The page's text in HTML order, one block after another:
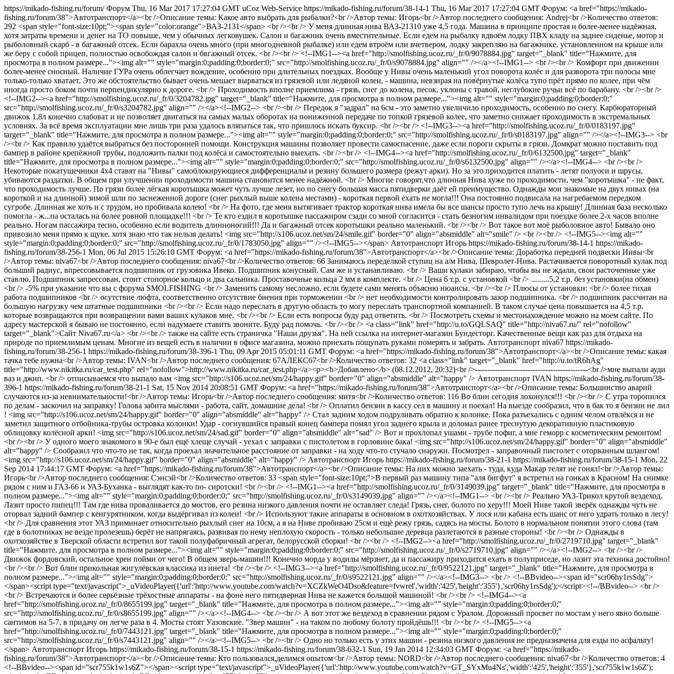
https://mikado-fishing.ru/forum/Форум Thu, 16 Mar 2017 17:27:04 GMT uCoz Web-Service https://mikado-fishing.ru/forum/38-14-1 Thu, 16 Mar 2017 17:27:04 GMT Форум: <a href="https://mikado-
fishing.ru/forum/38">Автотранспорт</a><br />Описание темы: Какое авто выбрать для рыбалки?<br />Автор темы: Игорь<br />Автор последнего сообщения: Andrej<br />Количество ответов:
292 <span style="font-size:10pt;"><span style="color:orange">ВАЗ-2131</span> <br /><br /> У меня длинная нива ВАЗ-21310 уже 4,5 года. Машина в принципе простая и более-менее надёжная,
хотя затраты времени и денег на ТО повыше, чем у обычных легковушек. Салон и багажник очень вместительные. Если едем на рыбалку вдвоём лодку ПВХ кладу на заднее сиденье, мотор и
рыболовный скарб - в багажный отсек. Если барахла очень много (при многодневной рыбалке) или едем втроём или вчетвером, лодку закрепляю на багажнике, установленном на крыше или
же беру с собой прицеп, полностью освобождая салон и бвгажный отсек. <br /><br /> <!--IMG1--><a href="http://smolfishing.ucoz.ru/_fr/0/9078884.jpg" target="_blank" title="Нажмите, для
просмотра в полном размере..."><img alt="" style="margin:0;padding:0;border:0;" src="http://smolfishing.ucoz.ru/_fr/0/s9078884.jpg" align="" /></a><!--IMG1--> <br /><br /> Комфорт при движении
более-менее сносный. Наличие ГУРа очень облегчает вождение, особенно при длительных поездках. Вообще у Нивы очень маленький угол поворота колёс и для разворота три полосы мне
только-только хватает. Это же обстоятельство бывает очень мешает вырваться из грязевой или ледяной колеи, - машина, невзирая на повёрнутые колёса тупо прёт прямо по колее, при чём
иногда просто боком почти перпендикулярно к дороге. <br /> Проходимость вполне приемлима - грязь, снег до колена, песок, уклоны с травой, неглубокие ручьи всё по барабану. <br /><br />
<!--IMG2--><a href="http://smolfishing.ucoz.ru/_fr/0/3204782.jpg" target="_blank" title="Нажмите, для просмотра в полном размере..."><img alt="" style="margin:0;padding:0;border:0;"
src="http://smolfishing.ucoz.ru/_fr/0/s3204782.jpg" align="" /></a><!--IMG2--> <br /><br /> Передок я "задрал" на 6см - это заметно увеличило проходимость, особенно по снегу. Карбюраторный
движок 1,8л конечно слабоват и не позволяет двигаться на самых малых оборотах на пониженной передаче по топкой грязевой колее, что заметно снижает проходимость в экстремальных
условиях. За всё время эксплуатации мне лишь три раза удалось вляпаться так, что пришлось искать буксир. <br /><br /> <!--IMG3--><a href="http://smolfishing.ucoz.ru/_fr/0/0183197.jpg"
target="_blank" title="Нажмите, для просмотра в полном размере..."><img alt="" style="margin:0;padding:0;border:0;" src="http://smolfishing.ucoz.ru/_fr/0/s0183197.jpg" align="" /></a><!--IMG3--> <br
/><br /> Как правило удаётся выбраться без посторонней помощи. Конструкция машины позволяет провести самоспасение, даже если пороги скрыты в грязи. Домкрат можно поставить под
бампер в районе крепёжной трубы, подложить палки под колёса и самостоятельно выехать. <br /><br /> <!--IMG4--><a href="http://smolfishing.ucoz.ru/_fr/0/6132500.jpg" target="_blank"
title="Нажмите, для просмотра в полном размере..."><img alt="" style="margin:0;padding:0;border:0;" src="http://smolfishing.ucoz.ru/_fr/0/s6132500.jpg" align="" /></a><!--IMG4--> <br /><br />
Некоторые покатушечники 4х4 ставят на "Нивы" самоблокирующиеся дифференциалы и резину большего размера (режут арки). Но за это приходится платить - летят полуоси и шрусы,
убиваются раздатки. В общем при улучшении проходимости машина становится менее надёжной. <br /> Многие говорят,что длинная Нива хуже по проходимости, чем "коротышка" - не факт,
что проходимость лучше. По грязи более лёгкая коротышка может чуть лучше лезет, но по снегу большая масса пятидверки даёт ей преимущество. Однажды мои знакомые на двух нивах (на
короткой и на длинной) зимой шли по заснеженной дороге (снег рыхлый выше колена местами) - короткая первой ехать не могла!!! Она постоянно подвисала на нагребаемом передком
сугробе. Длинная же хоть и с трудом, но пробивала колею! <br /> На фото, где меня вытягивает трактор короткая нива имела бы все шансы просто тупо лечь на крышу! Длинная база несколько
помогла - ж...па осталась на более ровной площадке!!! <br /> Те кто ездил в коротышке пассажиром сзади со мной согласится - стать безногим инвалидом при поездке более 2-х часов вполне
реально. Ногам пассажира тесно, особенно если водитель длинноногий!!! Да и багажный отсек коротышки реально маленький. <br /><br /> Вот такое вот моё рыболовное авто! Бывало оно
привозило меня прямо к щуке, хотя знаю что так нельзя делать! <img src="http://s106.ucoz.net/sm/24/smile.gif" border="0" align="absmiddle" alt="smile" /> <br /><br /> <!--IMG5--><img alt=""
style="margin:0;padding:0;border:0;" src="http://smolfishing.ucoz.ru/_fr/0/1783050.jpg" align="" /><!--IMG5--></span> Автотранспорт Игорь https://mikado-fishing.ru/forum/38-14-1 https://mikado-
fishing.ru/forum/38-256-1 Mon, 06 Jul 2015 15:26:10 GMT Форум: <a href="https://mikado-fishing.ru/forum/38">Автотранспорт</a><br />Описание темы: Доработка передней подвески Нивы<br
/>Автор темы: niva67<br />Автор последнего сообщения: niva67<br />Количество ответов: 66 Занимаюсь переделкой ступиц на а/м Нива, Шевролет-Нива. Растачивается поворотный кулак под
больший радиус, впрессовывается подшипник от грузовика Ивеко. Подшипник конусный. Сам же и устанавливаю. <br /> Ваши кулаки забираю, чтобы вы не ждали, свои расточенные уже
ставлю. Подшипник запрессован, стоит стопорное кольцо и два сальника. Проставочные кольца 2 мм в комплекте. <br /> Цена 6 т.р. с установкой <br /> .........5,2 т.р. без установки(на обмен)
<br /> -5% при указание что вы с форума SMOLFISHING <br /> Заменить самому несложно, если будете сами менять объясню нюансы. <br /><br /> Плюсы от установки: <br /> более тихая
работа подшипников <br /> осутствие люфта, соответственно отсутствие биения при торможении <br /> нет необходимости контролировать зазор подшипника. <br /> подшипник рассчитан на
большую нагрузку чем штатные подшипники <br /><br /> Если надо переслать в другую область то могу переслать транспортной компанией. В таком случае цена повышается на 4,5 т.р.
которые возвращаются при возвращении вами ваших кулаков мне. <br /><br /> Если есть вопросы буду рад ответить. <br /> Посмотреть схемы и местонахождение можно на моем сайте. По
адресу мастерской я бываю не постоянно, если надумаете ставить звоните. Буду рад помочь. <br /><br /> <a class="link" href="http://u.to/GQLSAQ" title="http://niva67.ru/" rel="nofollow"
target="_blank">Сайт Niva67.ru</a> <br /><br /> также на сайте есть страничка "Наши друзья". На ней ссылка на интернет-магазин Бундесторг. Качественные вещи как раз для отдыха на
природе по приемлимым ценам. Многие из вещей есть в наличии в офисе магазина, можно приехать пощупать руками померять и забрать. Автотранспорт niva67 https://mikado-
fishing.ru/forum/38-256-1 https://mikado-fishing.ru/forum/38-396-1 Thu, 09 Apr 2015 05:01:11 GMT Форум: <a href="https://mikado-fishing.ru/forum/38">Автотранспорт</a><br />Описание темы: какая
тачка тебе нужна<br />Автор темы: IVAN<br />Автор последнего сообщения: 67АЛЕКС67<br />Количество ответов: 32 <a class="link" target="_blank" href="http://u.to/tR6hAg"
title="http://www.nikitka.ru/car_test.php" rel="nofollow">http://www.nikitka.ru/car_test.php</a><p><b>Добавлено</b> (08.12.2012, 20:32)<br />---------------------------------------------<br />мне выпали ауди
ваз и джип. <br /> отписываемся что выпало вам <img src="http://s106.ucoz.net/sm/24/happy.gif" border="0" align="absmiddle" alt="happy" /> Автотранспорт IVAN https://mikado-fishing.ru/forum/38-
396-1 https://mikado-fishing.ru/forum/38-21-1 Sat, 15 Nov 2014 20:08:51 GMT Форум: <a href="https://mikado-fishing.ru/forum/38">Автотранспорт</a><br />Описание темы: Большинство аварий
случаются из-за невнимательности!<br />Автор темы: Игорь<br />Автор последнего сообщения: митя<br />Количество ответов: 116 Во блин сегодня лохонулся!!! <br /><br /> С утра торопился
по делам - заскочил на заправку! Голова забита мыслями - работа, сайт, домашние дела! <br /> Оплатил бензин в кассу сел в машину и поехал! На выезде сообразил, что в бак то я бензин не лил
! <img src="http://s106.ucoz.net/sm/24/happy.gif" border="0" align="absmiddle" alt="happy" /> Стал задним ходом подруливать обратно к колонке. Пока разъехались с одним челом отвлёкся и не
заметил защитного отбойника-трубы островка колонки! Удар - согнувшийся правый конец бампера помял угол заднего крыла и доломал ранее треснутую декоративную пластиковую
облицовку колёсной арки! <img src="http://s106.ucoz.net/sm/24/sad.gif" border="0" align="absmiddle" alt="sad" /> Вот и прохлопал ушами - трубе пофиг, а мне геморр с косметическим ремонтом!
<br /><br /> У одного моего знакомого в 90-е был ещё хлеще случай - уехал с заправки с пистолетом в горловине бака! <img src="http://s106.ucoz.net/sm/24/happy.gif" border="0" align="absmiddle"
alt="happy" /> Сообразил что что-то не так, когда проехал значительное расстояние от заправки - на ходу что-то стучало снаружи. Посмотрел - заправочный пистолет с оторванным шлангом!
<img src="http://s106.ucoz.net/sm/24/happy.gif" border="0" align="absmiddle" alt="happy" /> Автотранспорт Игорь https://mikado-fishing.ru/forum/38-21-1 https://mikado-fishing.ru/forum/38-15-1 Mon, 22
Sep 2014 17:44:17 GMT Форум: <a href="https://mikado-fishing.ru/forum/38">Автотранспорт</a><br />Описание темы: На них можно заехать - туда, куда Макар телят не гонял!<br />Автор темы:
Игорь<br />Автор последнего сообщения: Сэнсэй<br />Количество ответов: 33 <span style="font-size:10pt;">В первый раз машину типа "аля бигфут" я встретил на гонках в Красном! На снимке
рядом с ним и ГАЗ-66 и УАЗ-Буханка - выглядят как-то по- сиротски! <br /><br /> <!--IMG1--><a href="http://smolfishing.ucoz.ru/_fr/0/3149039.jpg" target="_blank" title="Нажмите, для просмотра в
полном размере..."><img alt="" style="margin:0;padding:0;border:0;" src="http://smolfishing.ucoz.ru/_fr/0/s3149039.jpg" align="" /></a><!--IMG1--> <br /><br /> Реально УАЗ-Трикол крутой вездеход.
Лазит просто пипец!!! Там где нива проваливается до мостов, его резина низкого давления почти не оставляет следа! Грязь, снег, болото по херу!!! Моей Ниве такой зверёк однажды чуть не
оторвал задний бампер с кенгурятником, когда выдёргивал из колеи! <br /> Используют такие аппараты в основном в охотхозяйствах. У лося или кабана есть шанс от него удрать только в лесу!
<br /> Для сравнения этот УАЗ приминает относительно рыхлый снег на 10см, а я на Ниве пробиваю 25см и ещё режу грязь, садясь на мосты. Болото в нормальном понятии этого слова (там
где в болотниках не везде пролезешь) берёт не напрягаясь, развивая по нему неплохую скорость - только небольшие деревца разлетаются в разные стороны! <br /><br /> Однажды в
охотхозяйстве в Тверской области встретил вот такой полуфабричный агрегат, белорусской сборки! <br /><br /> <!--IMG2--><a href="http://smolfishing.ucoz.ru/_fr/0/2719710.jpg" target="_blank"
title="Нажмите, для просмотра в полном размере..."><img alt="" style="margin:0;padding:0;border:0;" src="http://smolfishing.ucoz.ru/_fr/0/s2719710.jpg" align="" /></a><!--IMG2--> <br /><br />
Движок фордовский, остальное хрен пойми от чего! В общем зверь-машин!!! Конечно морда у водилы мёрзнет, да и пассажиру приходится ехать в полуприседе, но лазит эта техника достойно!
<br /><br /> Вот блин прикольная жигулёвская классика из инета! <br /><br /> <!--IMG3--><a href="http://smolfishing.ucoz.ru/_fr/0/9522121.jpg" target="_blank" title="Нажмите, для просмотра в
полном размере..."><img alt="" style="margin:0;padding:0;border:0;" src="http://smolfishing.ucoz.ru/_fr/0/s9522121.jpg" align="" /></a><!--IMG3--> <br /> <!--BBvideo--><span id="scr06hy1rsSdg">
</span><script type="text/javascript">_uVideoPlayer({'url':'http://www.youtube.com/watch?v=XCZkWeO4Dso&feature=fvwrel','width':'425','height':'355'},'scr06hy1rsSdg');</script><!--/BBvideo--> <br />
<br /> Встречаются и более серьёзные трёхостные аппараты - на фоне него пятидверная Нива не кажется большой машиной! <br /><br /> <!--IMG4--><a
href="http://smolfishing.ucoz.ru/_fr/0/8655199.jpg" target="_blank" title="Нажмите, для просмотра в полном размере..."><img alt="" style="margin:0;padding:0;border:0;"
src="http://smolfishing.ucoz.ru/_fr/0/s8655199.jpg" align="" /></a><!--IMG4--> <br /><br /> А вот этот же вездеход в сравнении рядом с Уралом. Дорожный просвет по мостам у него явно больше
сантимов на 5-7, в придачу он легче раза в 4. Мосты стоят Уазовские. "Звер машин" - на таком по любому болоту пройдёшь!!! <br /><br /> <!--IMG5--><a
href="http://smolfishing.ucoz.ru/_fr/0/7443121.jpg" target="_blank" title="Нажмите, для просмотра в полном размере..."><img alt="" style="margin:0;padding:0;border:0;"
src="http://smolfishing.ucoz.ru/_fr/0/s7443121.jpg" align="" /></a><!--IMG5--> <br /><br /> Одно но только есть у этих машин - резина низкого давления не предназначена для езды по асфальту!
</span> Автотранспорт Игорь https://mikado-fishing.ru/forum/38-15-1 https://mikado-fishing.ru/forum/38-632-1 Sun, 19 Jan 2014 12:34:03 GMT Форум: <a href="https://mikado-
fishing.ru/forum/38">Автотранспорт</a><br />Описание темы: Кто пользовался,делимся опытом<br />Автор темы: NORD<br />Автор последнего сообщения: niva67<br />Количество ответов: 4
<!--BBvideo--><span id="scr755k1w1s6Z"></span><script type="text/javascript">_uVideoPlayer({'url':'http://www.youtube.com/watch?v=GT_SYxMu4Ns','width':'425','height':'355'},'scr755k1w1s6Z');